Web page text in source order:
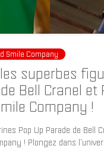
Smile Company
superbes
Bell Cranel et
Company !
Pop Up Parade de Bell
! Plongez dans